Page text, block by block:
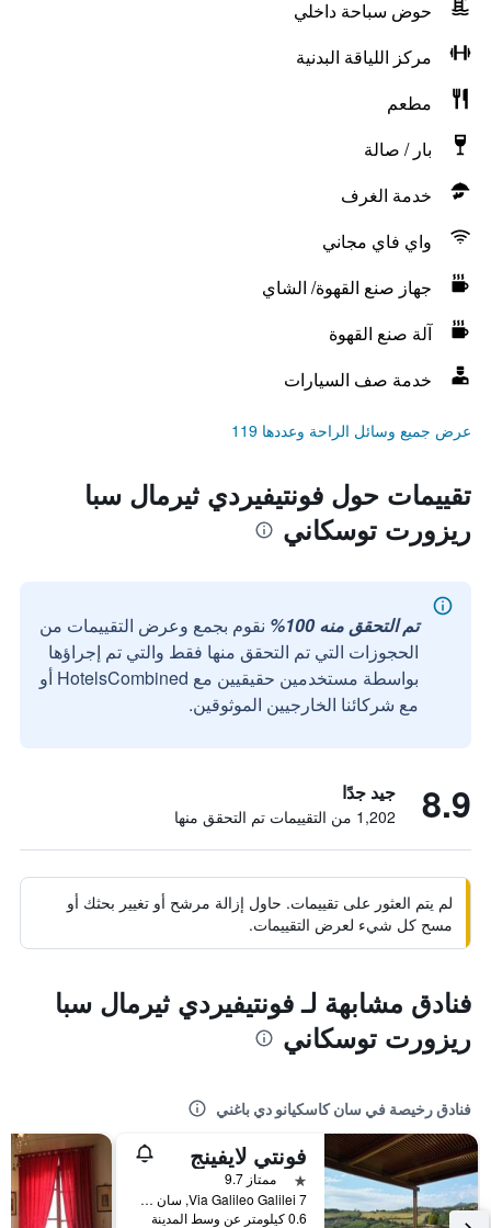
حوض سباحة داخلي
مركز اللياقة البدنية
مطعم
بار / صالة
خدمة الغرف
واي فاي مجاني
جهاز صنع القهوة/ الشاي
آلة صنع القهوة
خدمة صف السيارات
عرض جميع وسائل الراحة وعددها 119
تقييمات حول فونتيفيردي ثيرمال سبا
ريزورت توسكاني
تم التحقق منه 100%
نقوم بجمع وعرض التقييمات من
الحجوزات التي تم التحقق منها فقط والتي تم إجراؤها
بواسطة مستخدمين حقيقيين مع HotelsCombined أو
مع شركائنا الخارجيين الموثوقين.
8.9 جيد جدًا
1,202 من التقييمات تم التحقق منها
لم يتم العثور على تقييمات. حاول إزالة مرشح أو تغيير بحثك أو
مسح كل شيء لعرض التقييمات.
فنادق مشابهة لـ فونتيفيردي ثيرمال سبا
ريزورت توسكاني
فنادق رخيصة في سان كاسكيانو دي باغني
فونتي لايفينج
نجمة واحدة
ممتاز 9.7
Via Galileo Galilei 7, سان كاسكيانو دي باغني, توسكانا, إيطاليا
0.6 كيلومتر عن وسط المدينة